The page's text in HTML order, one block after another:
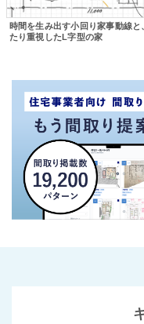
時間を生み出す小回り家事動線と
たり重視したL字型の家